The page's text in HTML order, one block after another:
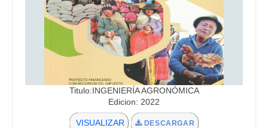
Titulo:INGENIERÍA AGRONÓMICA
Edicion: 2022
VISUALIZAR DESCARGAR